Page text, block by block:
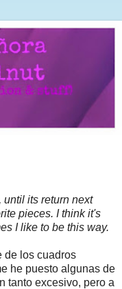
until its return next
pieces. I think it's
I like to be this way.
de los cuadros
he puesto algunas de
tanto excesivo, pero a